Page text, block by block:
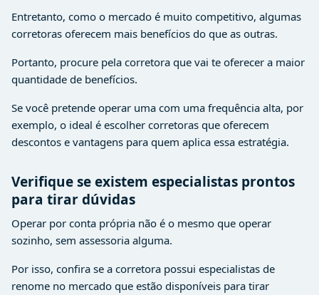
Entretanto, como o mercado é muito competitivo, algumas
corretoras oferecem mais benefícios do que as outras.
Portanto, procure pela corretora que vai te oferecer a maior
quantidade de benefícios.
Se você pretende operar uma com uma frequência alta, por
exemplo, o ideal é escolher corretoras que oferecem
descontos e vantagens para quem aplica essa estratégia.
Verifique se existem especialistas prontos
para tirar dúvidas
Operar por conta própria não é o mesmo que operar
sozinho, sem assessoria alguma.
Por isso, confira se a corretora possui especialistas de
renome no mercado que estão disponíveis para tirar